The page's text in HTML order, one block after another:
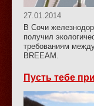
27.01.2014
В Сочи
получил
требованиям
BREEAM.
Пусть тебе